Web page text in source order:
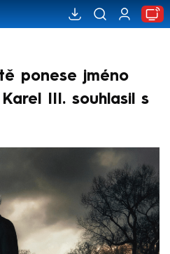
ponese jméno
III. souhlasil s